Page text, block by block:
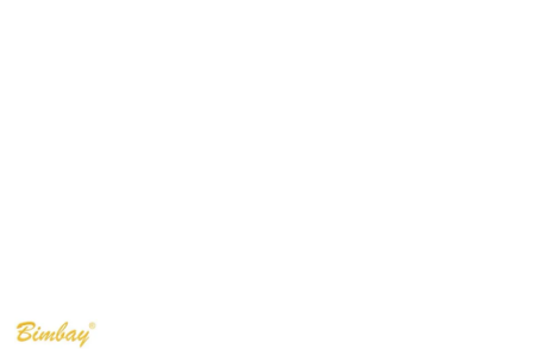
NAZWA
PRODUCENTA: